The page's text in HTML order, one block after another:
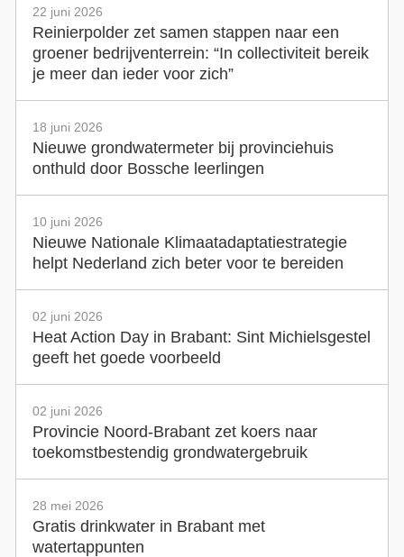
22 juni 2026
Reinierpolder zet samen stappen naar een
groener bedrijventerrein: “In collectiviteit bereik
je meer dan ieder voor zich”
18 juni 2026
Nieuwe grondwatermeter bij provinciehuis
onthuld door Bossche leerlingen
10 juni 2026
Nieuwe Nationale Klimaatadaptatiestrategie
helpt Nederland zich beter voor te bereiden
02 juni 2026
Heat Action Day in Brabant: Sint Michielsgestel
geeft het goede voorbeeld
02 juni 2026
Provincie Noord-Brabant zet koers naar
toekomstbestendig grondwatergebruik
28 mei 2026
Gratis drinkwater in Brabant met
watertappunten